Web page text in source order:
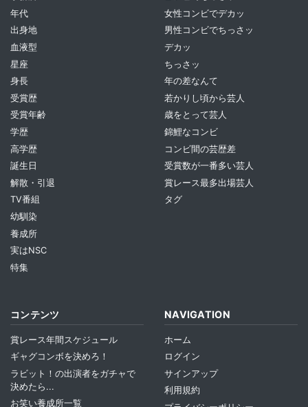
年代
出身地
血液型
星座
身長
受賞歴
受賞年齢
学歴
高学歴
誕生日
解散・引退
TV番組
幼馴染
養成所
実はNSC
特集
女性コンビでデカッ
男性コンビでちっさッ
デカッ
ちっさッ
年の差なんて
若かりし頃から芸人
歳をとって芸人
錦鯉なコンビ
コンビ間の芸歴差
受賞数が一番多い芸人
賞レース最多出場芸人
タグ
コンテンツ
賞レース年間スケジュール
ギャグコンボを決めろ！
ラビット！の出演者をガチャで
決めたら...
お笑い養成所一覧
NAVIGATION
ホーム
ログイン
サインアップ
利用規約